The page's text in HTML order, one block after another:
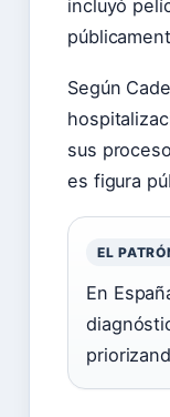
incluyó
Según
sus
es figura
EL
En